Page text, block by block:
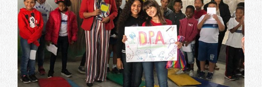
maior evento literário do país. No próximo
dia 13/8, às 10h, no penúltimo encontro, a
Escola Municipal Epitácio Pessoa, no
Andaraí, abre as portas para as dicas da
jornalista, escritora e influenciadora digital